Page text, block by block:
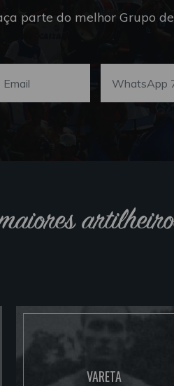
parte do melhor Grupo
VARETA